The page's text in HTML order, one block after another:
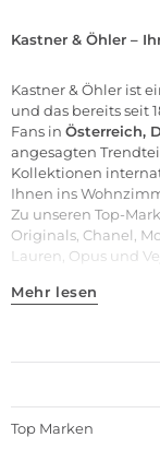
Kastner & Öhler –
Kastner & Öhler ist
und das bereits seit
Fans in Österreich,
angesagten
Kollektionen
Ihnen ins
Zu unseren Top-
Originals, Chanel,
Lauren, Opus und
Mehr lesen
Top Marken